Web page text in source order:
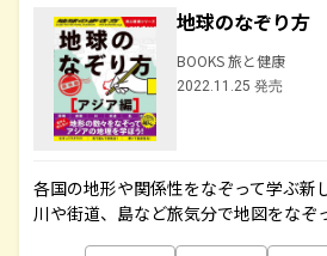
地球のなぞり
BOOKS 旅と健康
2022.11.25 発売
各国の地形や関係性をなぞって学ぶ新
川や街道、島など旅気分で地図をなぞ